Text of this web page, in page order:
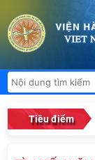
Tiêu điểm